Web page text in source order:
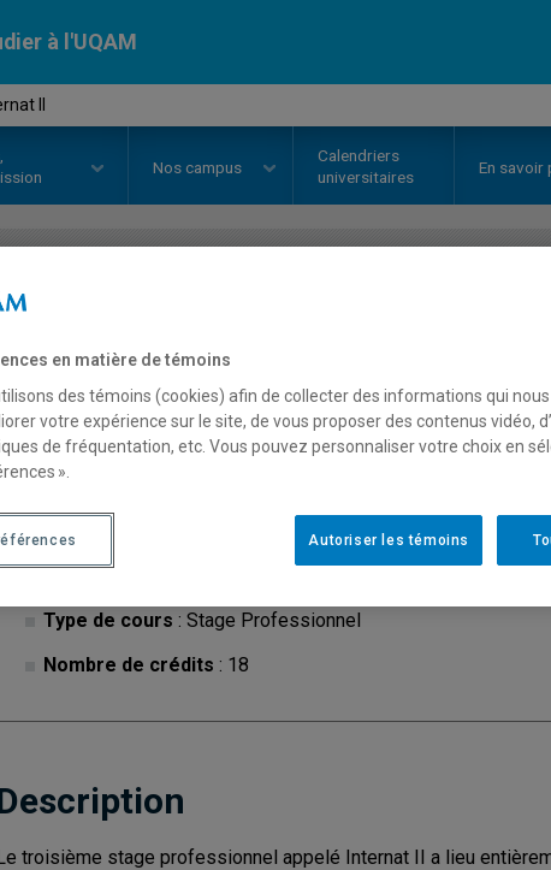
à l'UQAM
II
Nos campus
Calendriers
universitaires
En savoir
Description Horaire - Été 2026
Cycle: 3
Type de cours : Stage Professionnel
Nombre de crédits : 18
troisième stage professionnel appelé Internat II a lieu
en matière de témoins
des témoins (cookies) afin de collecter des informations qui
votre expérience sur le site, de vous proposer des contenus vidéo,
de fréquentation, etc. Vous pouvez personnaliser votre choix en
».
Autoriser les témoins